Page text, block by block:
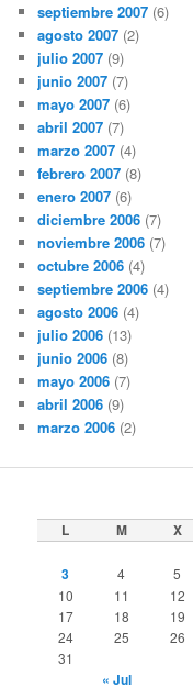
septiembre 2007 (6)
agosto 2007 (2)
julio 2007 (9)
junio 2007 (7)
mayo 2007 (6)
abril 2007 (7)
marzo 2007 (4)
febrero 2007 (8)
enero 2007 (6)
diciembre 2006 (7)
noviembre 2006 (7)
octubre 2006 (4)
septiembre 2006 (4)
agosto 2006 (4)
julio 2006 (13)
junio 2006 (8)
mayo 2006 (7)
abril 2006 (9)
marzo 2006 (2)
L M X
3 4 5
10
11 12
17
18 19
24
25 26
31
« Jul